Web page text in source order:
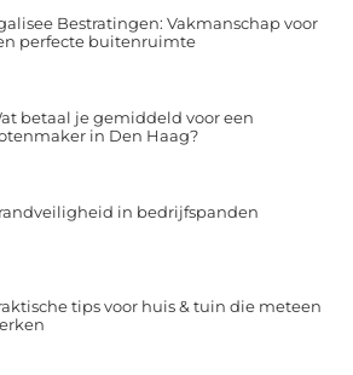
Bestratingen: Vakmanschap voor
perfecte buitenruimte
betaal je gemiddeld voor een
in Den Haag?
in bedrijfspanden
tips voor huis & tuin die meteen